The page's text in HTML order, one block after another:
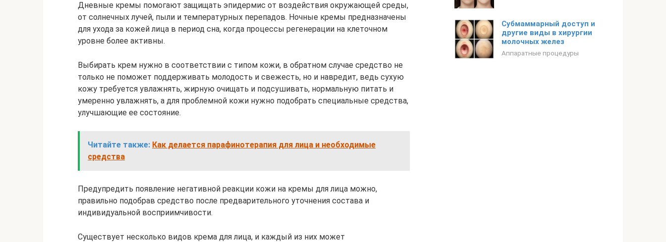
Дневные кремы помогают защищать эпидермис от воздействия окружающей среды,
от солнечных лучей, пыли и температурных перепадов. Ночные кремы предназначены
для ухода за кожей лица в период сна, когда процессы регенерации на клеточном
уровне более активны.
Выбирать крем нужно в соответствии с типом кожи, в обратном случае средство не
только не поможет поддерживать молодость и свежесть, но и навредит, ведь сухую
кожу требуется увлажнять, жирную очищать и подсушивать, нормальную питать и
умеренно увлажнять, а для проблемной кожи нужно подобрать специальные средства,
улучшающие ее состояние.
Читайте также: Как делается парафинотерапия для лица и необходимые
средства
Предупредить появление негативной реакции кожи на кремы для лица можно,
правильно подобрав средство после предварительного уточнения состава и
индивидуальной восприимчивости.
Существует несколько видов крема для лица, и каждый из них может
Субмаммарный доступ и
другие виды в хирургии
молочных желез
Аппаратные процедуры